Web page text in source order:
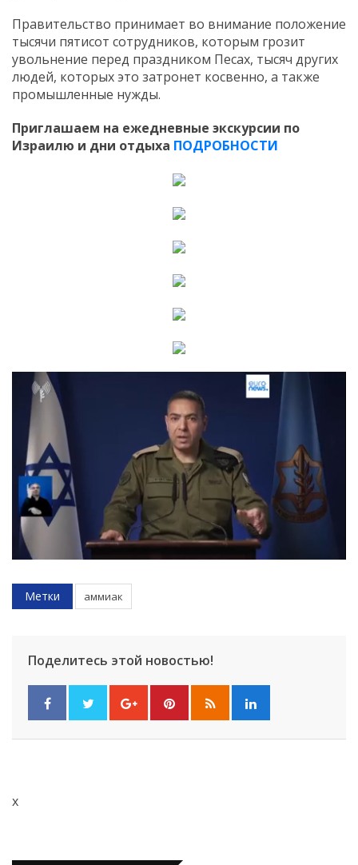
Правительство принимает во внимание положение
тысячи пятисот сотрудников, которым грозит
увольнение перед праздником Песах, тысяч других
людей, которых это затронет косвенно, а также
промышленные нужды.
Приглашаем на ежедневные экскурсии по
Израилю и дни отдыха ПОДРОБНОСТИ
Метки аммиак
Поделитесь этой новостью!
x